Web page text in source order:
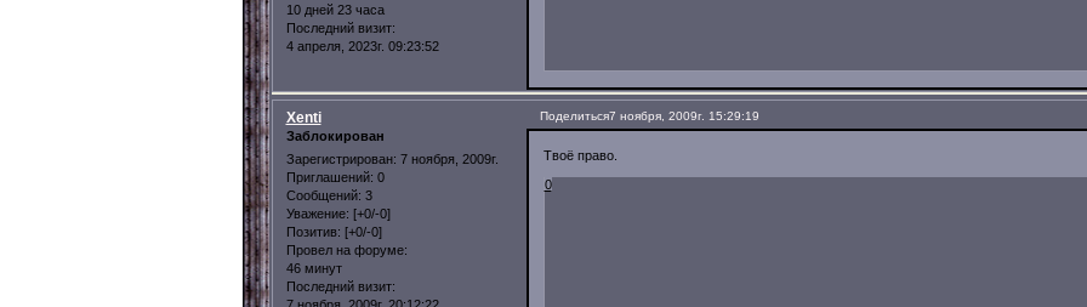
10 дней 23 часа
Последний визит:
4 апреля, 2023г. 09:23:52
Поделиться7 ноября, 2009г. 15:29:19
Xenti
Заблокирован
Зарегистрирован: 7 ноября, 2009г.
Приглашений: 0
Сообщений: 3
Уважение: [+0/-0]
Позитив: [+0/-0]
Провел на форуме:
46 минут
Последний визит:
Твоё право.
0